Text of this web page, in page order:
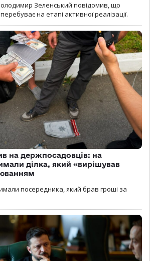
Зеленський повідомив, що
на етапі активної реалізації.
на держпосадовців: на
ділка, який «вирішував
посередника, який брав гроші за